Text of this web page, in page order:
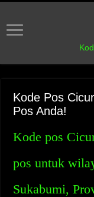
Kode Pos
Pos Anda!
Kode pos
pos untuk
Sukabumi,